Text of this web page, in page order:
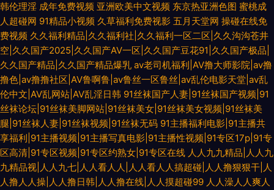
韩伦理淫 成年免费视频 亚洲欧美中文视频 东京热亚洲色图 蜜桃成
人超碰网 91精品小视频 久草福利免费视影 五月天堂网 操碰在线免
费视频 久久福利精品|久久福利社|久久福利一区二区|久久沟沟苍井
空|久久国产2025|久久国产AV一区|久久国产豆花91|久久国产极品|
久久国产精品|久久国产精品爆乳 av老司机福利|AV撸大师影院|av撸
撸色|av撸撸社区|AV鲁啊鲁|av鲁丝一区鲁丝|av乱伦电影天堂|av乱
伦中文|AV乱网站|AV乱淫日韩 91丝袜国产人妻|91丝袜国产视频|91
丝袜论坛|91丝袜美脚网站|91丝袜美女|91丝袜美女视频|91丝袜美
腿|91丝袜人妻|91丝袜视频|91丝袜无码 91主播福利电影|91主播共
享福利|91主播视频|91主播写真电影|91主播性视频|91专区17p|91专
区高清|91专区视频|91专区约熟女|91专区在线 人人九九精品|人人九
九精品视|人人九七|人人看人人|人人看人人搞超碰|人人撸狠狠干|人
人撸人人操|人人撸日韩|人人撸在线|人人摸超碰99 人人澡人人爽人